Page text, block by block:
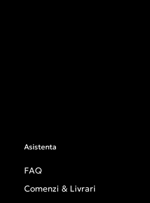
Asistenta
FAQ
Comenzi & Livrari